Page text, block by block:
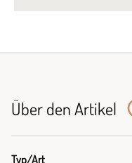
Über den Artikel
Typ/Art